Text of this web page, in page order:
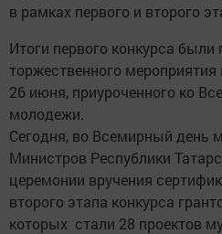
в рамках первого и второго
Итоги первого конкурса
торжественного
26 июня, приуроченного ко
молодежи.
Сегодня, во Всемирный день
Министров Республики
церемонии вручения
второго этапа конкурса
которых стали 28 проектов